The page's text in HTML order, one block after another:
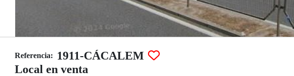
Referencia:
1911-CÁCALEM
Local en venta